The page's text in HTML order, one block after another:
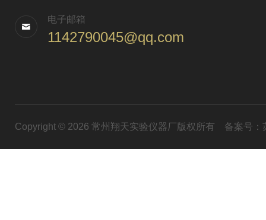
电子邮箱
1142790045@qq.com
Copyright © 2026 常州翔天实验仪器厂版权所有 备案号：